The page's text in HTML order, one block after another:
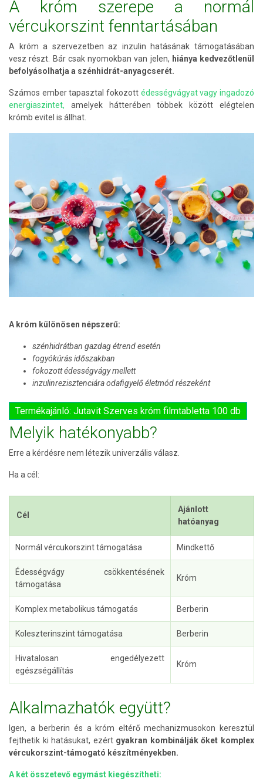
A króm szerepe a normál
vércukorszint fenntartásában
A króm a szervezetben az inzulin hatásának támogatásában
vesz részt. Bár csak nyomokban van jelen, hiánya kedvezőtlenül
befolyásolhatja a szénhidrát-anyagcserét.
Számos ember tapasztal fokozott édességvágyat vagy ingadozó
energiaszintet, amelyek hátterében többek között elégtelen
krómb evitel is állhat.
A króm különösen népszerű:
szénhidrátban gazdag étrend esetén
fogyókúrás időszakban
fokozott édességvágy mellett
inzulinrezisztenciára odafigyelő életmód részeként
Termékajánló: Jutavit Szerves króm filmtabletta 100 db
Melyik hatékonyabb?
Erre a kérdésre nem létezik univerzális válasz.
Ha a cél:
Cél
Ajánlott
hatóanyag
Normál vércukorszint támogatása Mindkettő
Édességvágy csökkentésének
támogatása
Króm
Komplex metabolikus támogatás Berberin
Koleszterinszint támogatása Berberin
Hivatalosan engedélyezett
egészségállítás
Króm
Alkalmazhatók együtt?
Igen, a berberin és a króm eltérő mechanizmusokon keresztül
fejthetik ki hatásukat, ezért gyakran kombinálják őket komplex
vércukorszint-támogató készítményekben.
A két összetevő egymást kiegészítheti: